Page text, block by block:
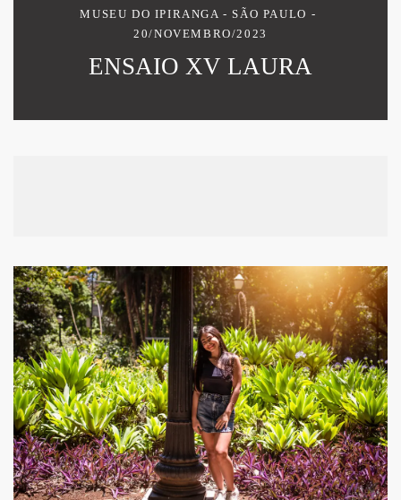
MUSEU DO IPIRANGA - SÃO PAULO
20/NOVEMBRO/2023
ENSAIO XV LAURA